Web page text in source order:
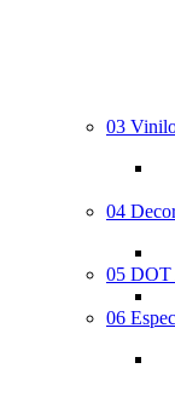
03
04
05 DOT
06